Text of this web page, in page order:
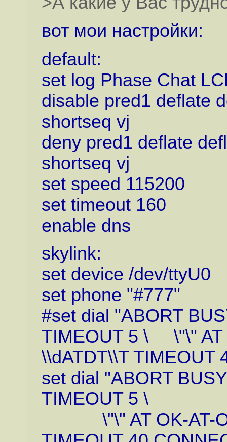
вот мои настройки:
default:
set log Phase Chat
disable pred1 deflate
shortseq vj
deny pred1 deflate
shortseq vj
set speed 115200
set timeout 160
enable dns
skylink:
set device /dev/ttyU0
set phone "#777"
#set dial "ABORT
TIMEOUT 5 \ \"\"
\\dATDT\\T TIMEOUT
set dial "ABORT
TIMEOUT 5 \
\"\" AT OK-AT-OK